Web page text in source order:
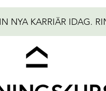
NYA KARRIÄR IDAG.